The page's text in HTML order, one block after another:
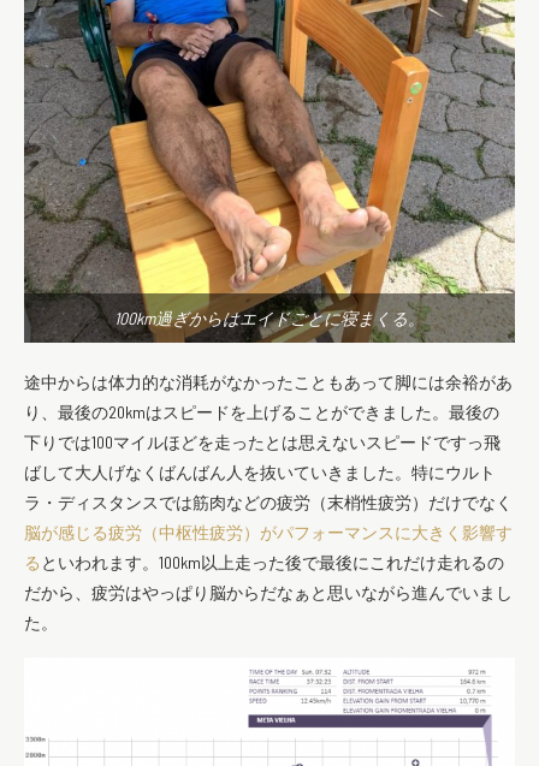
100km過ぎからはエイドごとに寝まくる。
途中からは体力的な消耗がなかったこともあって脚には余裕があ
り、 最後の20kmはスピードを上げることができました。 最後の
下りでは100マイルほどを走ったとは思えないスピードですっ飛
ばして大人げなくばんばん人を抜いていきました。特にウルト
ラ・ディスタンスでは筋肉などの疲労（末梢性疲労）だけでなく
脳が感じる疲労（中枢性疲労）がパフォーマンスに大きく影響す
る といわれます。100km以上走った後で最後にこれだけ走れるの
だから、疲労はやっぱり脳からだなぁと思いながら進んでいまし
た。